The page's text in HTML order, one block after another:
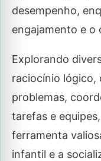
desempenho,
engajamento e o
Explorando
raciocínio lógico,
problemas,
tarefas e
ferramenta
infantil e a